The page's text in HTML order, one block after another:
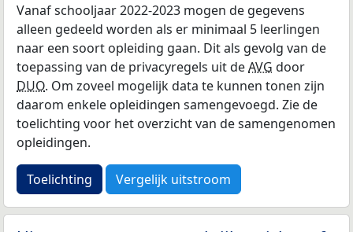
Vanaf schooljaar 2022-2023 mogen de gegevens
alleen gedeeld worden als er minimaal 5 leerlingen
naar een soort opleiding gaan. Dit als gevolg van de
toepassing van de privacyregels uit deAVG door
DUO. Om zoveel mogelijk data te kunnen tonen zijn
daarom enkele opleidingen samengevoegd. Zie de
toelichting voor het overzicht van de samengenomen
opleidingen.
Toelichting Vergelijk uitstroom